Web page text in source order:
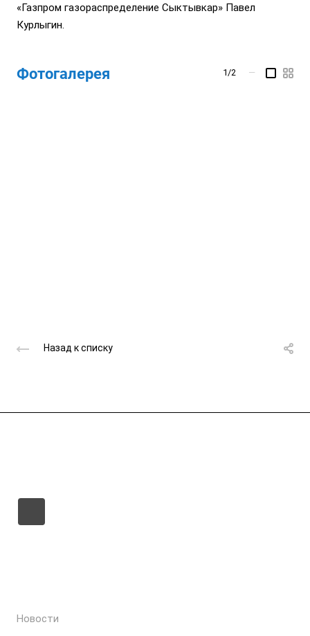
«Газпром газораспределение Сыктывкар» Павел
Курлыгин.
Фотогалерея 1/2 —
Назад к списку
Новости